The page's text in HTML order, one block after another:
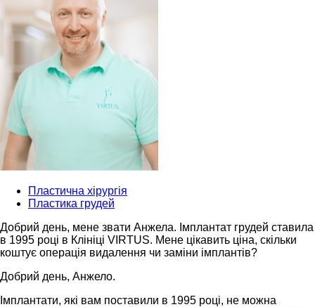
Пластична хірургія
Пластика грудей
Добрий день, мене звати Анжела. Імплантат грудей ставила
в 1995 році в Клініці VIRTUS. Мене цікавить ціна, скільки
коштує операція видалення чи заміни імплантів?
Добрий день, Анжело.
Імплантати, які вам поставили в 1995 році, не можна